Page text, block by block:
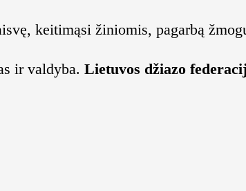
keitimąsi žiniomis, pagarbą
ir valdyba. Lietuvos džiazo